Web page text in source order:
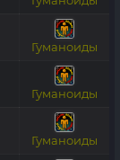
Гуманоиды
Гуманоиды
Гуманоиды